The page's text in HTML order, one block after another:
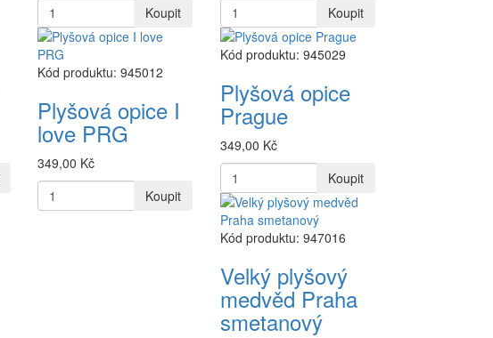
Koupit
Koupit
Kód produktu: 945012
Plyšová opice I
love PRG
349,00 Kč
Koupit
Kód produktu: 945029
Plyšová opice
Prague
349,00 Kč
Koupit
Kód produktu: 947016
Velký plyšový
medvěd Praha
smetanový